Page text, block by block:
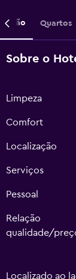
Quartos
Sobre o
Limpeza
Comfort
Localização
Serviços
Pessoal
Relação
qualidade/
Localizado ao